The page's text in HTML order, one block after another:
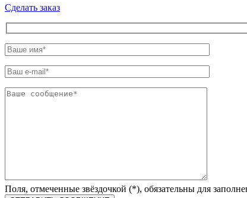
Сделать заказ
Поля, отмеченные звёздочкой (*), обязательны для